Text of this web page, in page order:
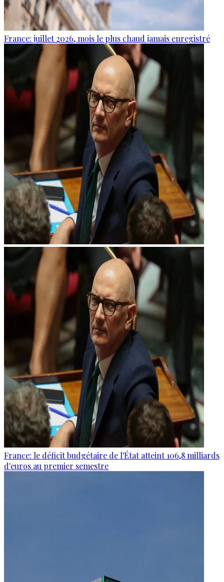
France: juillet 2026, mois le plus chaud jamais enregistré
France: le déficit budgétaire de l'État atteint 106,8 milliards
d'euros au premier semestre